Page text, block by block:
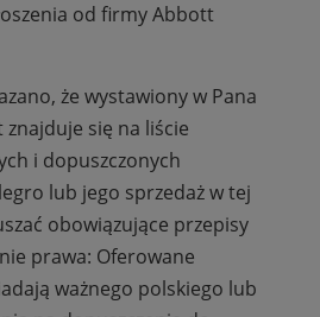
od firmy Abbott
że wystawiony w Pana
się na liście
i dopuszczonych
lub jego sprzedaż w tej
obowiązujące przepisy
prawa: Oferowane
ważnego polskiego lub